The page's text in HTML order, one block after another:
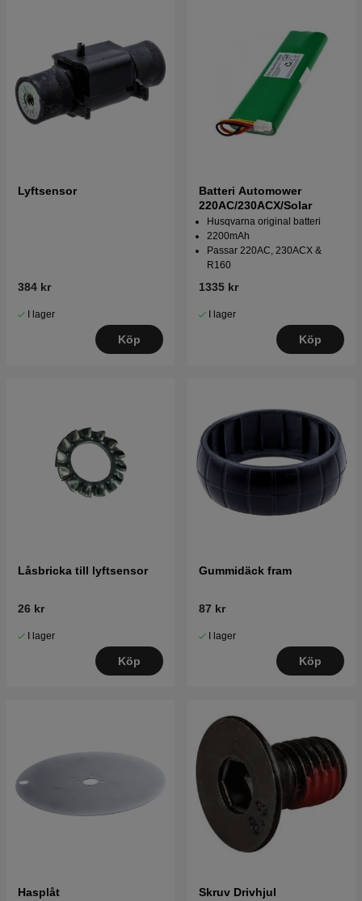
Lyftsensor
384 kr
I lager
Köp
Batteri Automower
220AC/230ACX/Solar
Husqvarna original batteri
2200mAh
Passar 220AC, 230ACX &
R160
1335 kr
I lager
Köp
Låsbricka till lyftsensor
26 kr
I lager
Köp
Gummidäck fram
87 kr
I lager
Köp
Hasplåt
Skruv Drivhjul